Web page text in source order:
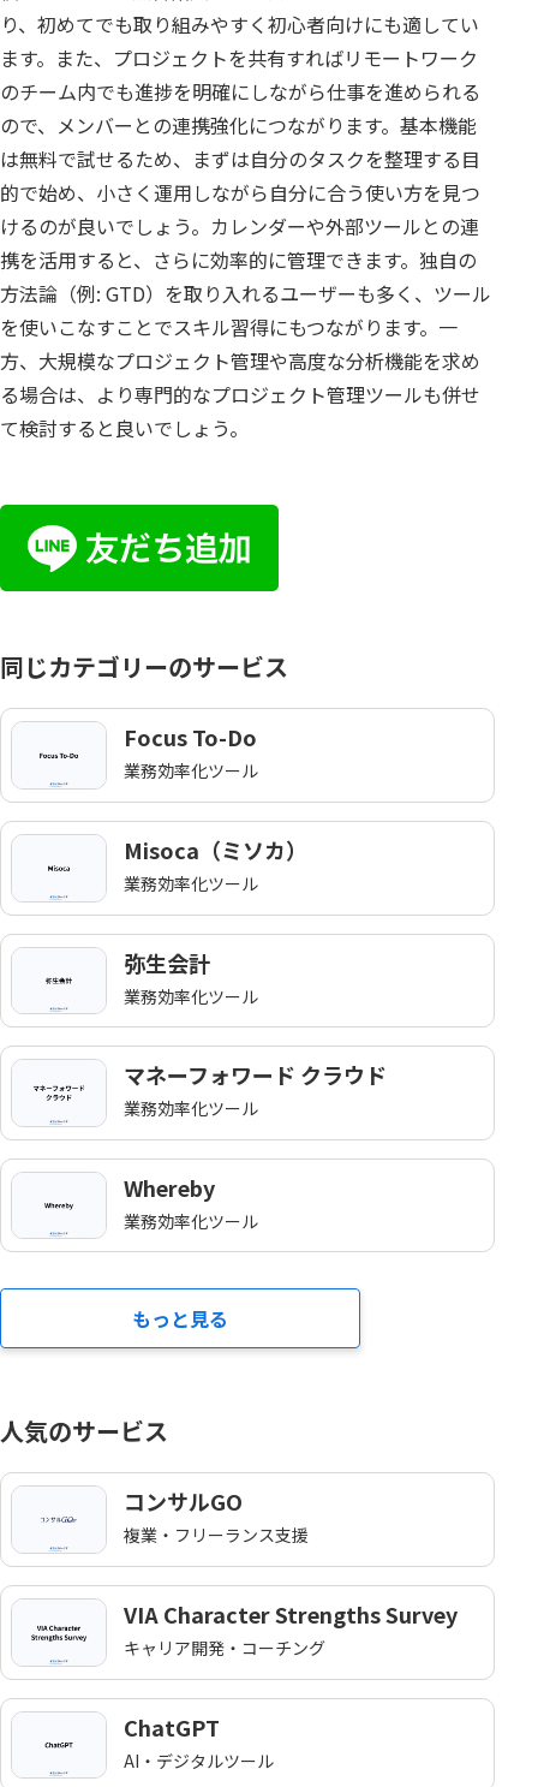
り、初めてでも取り組みやすく初心者向けにも適してい
ます。また、プロジェクトを共有すればリモートワーク
のチーム内でも進捗を明確にしながら仕事を進められる
ので、メンバーとの連携強化につながります。基本機能
は無料で試せるため、まずは自分のタスクを整理する目
的で始め、小さく運用しながら自分に合う使い方を見つ
けるのが良いでしょう。カレンダーや外部ツールとの連
携を活用すると、さらに効率的に管理できます。独自の
方法論（例: GTD）を取り入れるユーザーも多く、ツール
を使いこなすことでスキル習得にもつながります。一
方、大規模なプロジェクト管理や高度な分析機能を求め
る場合は、より専門的なプロジェクト管理ツールも併せ
て検討すると良いでしょう。
同じカテゴリーのサービス
Focus To-Do
業務効率化ツール
Misoca（ミソカ）
業務効率化ツール
弥生会計
業務効率化ツール
マネーフォワード クラウド
業務効率化ツール
Whereby
業務効率化ツール
もっと見る
人気のサービス
コンサルGO
複業・フリーランス支援
VIA Character Strengths Survey
キャリア開発・コーチング
ChatGPT
AI・デジタルツール